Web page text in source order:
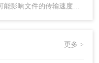
小是否满足50MB以
影响文件的传输速度。
更多 >